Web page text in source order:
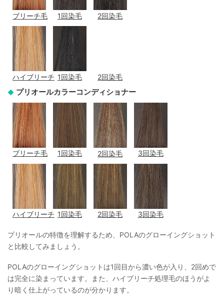
ブリーチ毛 1回染毛 2回染毛
ハイブリーチ 1回染毛 2回染毛
プリオールカラーコンディショナー
ブリーチ毛 1回染毛 2回染毛 3回染毛
ハイブリーチ 1回染毛 2回染毛 3回染毛
プリオールの特徴を理解するため、POLAのグローイングショット
と比較してみましょう。
POLAのグローイングショットは1回目から濃い色が入り、2回めで
は完全に染まっています。また、ハイブリーチ処理毛のほうがよ
り暗く仕上がっているのが分かります。